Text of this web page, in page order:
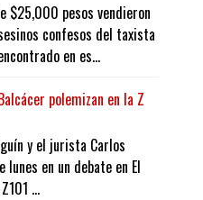
$25,000 pesos vendieron
confesos del taxista
en es...
polemizan en la Z
y el jurista Carlos
en un debate en El
...